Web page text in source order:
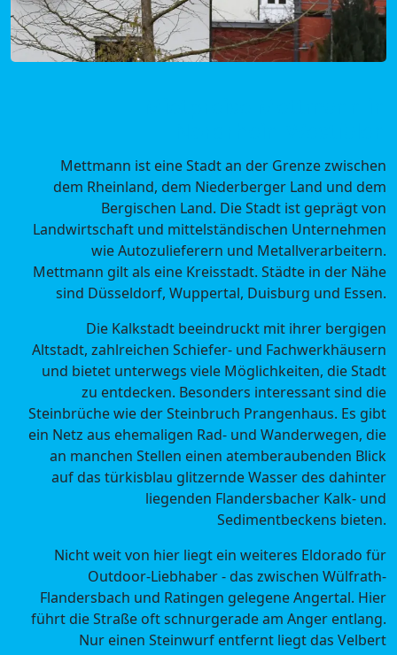
Mettmann ist eine Stadt an der Grenze zwischen
dem Rheinland, dem Niederberger Land und dem
Bergischen Land. Die Stadt ist geprägt von
Landwirtschaft und mittelständischen Unternehmen
wie Autozulieferern und Metallverarbeitern.
Mettmann gilt als eine Kreisstadt. Städte in der Nähe
sind Düsseldorf, Wuppertal, Duisburg und Essen.
Die Kalkstadt beeindruckt mit ihrer bergigen
Altstadt, zahlreichen Schiefer- und Fachwerkhäusern
und bietet unterwegs viele Möglichkeiten, die Stadt
zu entdecken. Besonders interessant sind die
Steinbrüche wie der Steinbruch Prangenhaus. Es gibt
ein Netz aus ehemaligen Rad- und Wanderwegen, die
an manchen Stellen einen atemberaubenden Blick
auf das türkisblau glitzernde Wasser des dahinter
liegenden Flandersbacher Kalk- und
Sedimentbeckens bieten.
Nicht weit von hier liegt ein weiteres Eldorado für
Outdoor-Liebhaber - das zwischen Wülfrath-
Flandersbach und Ratingen gelegene Angertal. Hier
führt die Straße oft schnurgerade am Anger entlang.
Nur einen Steinwurf entfernt liegt das Velbert